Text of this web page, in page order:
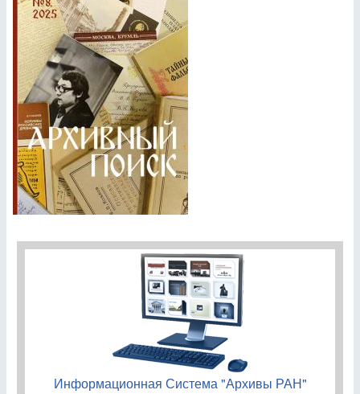
Информационная Система "Архивы РАН"